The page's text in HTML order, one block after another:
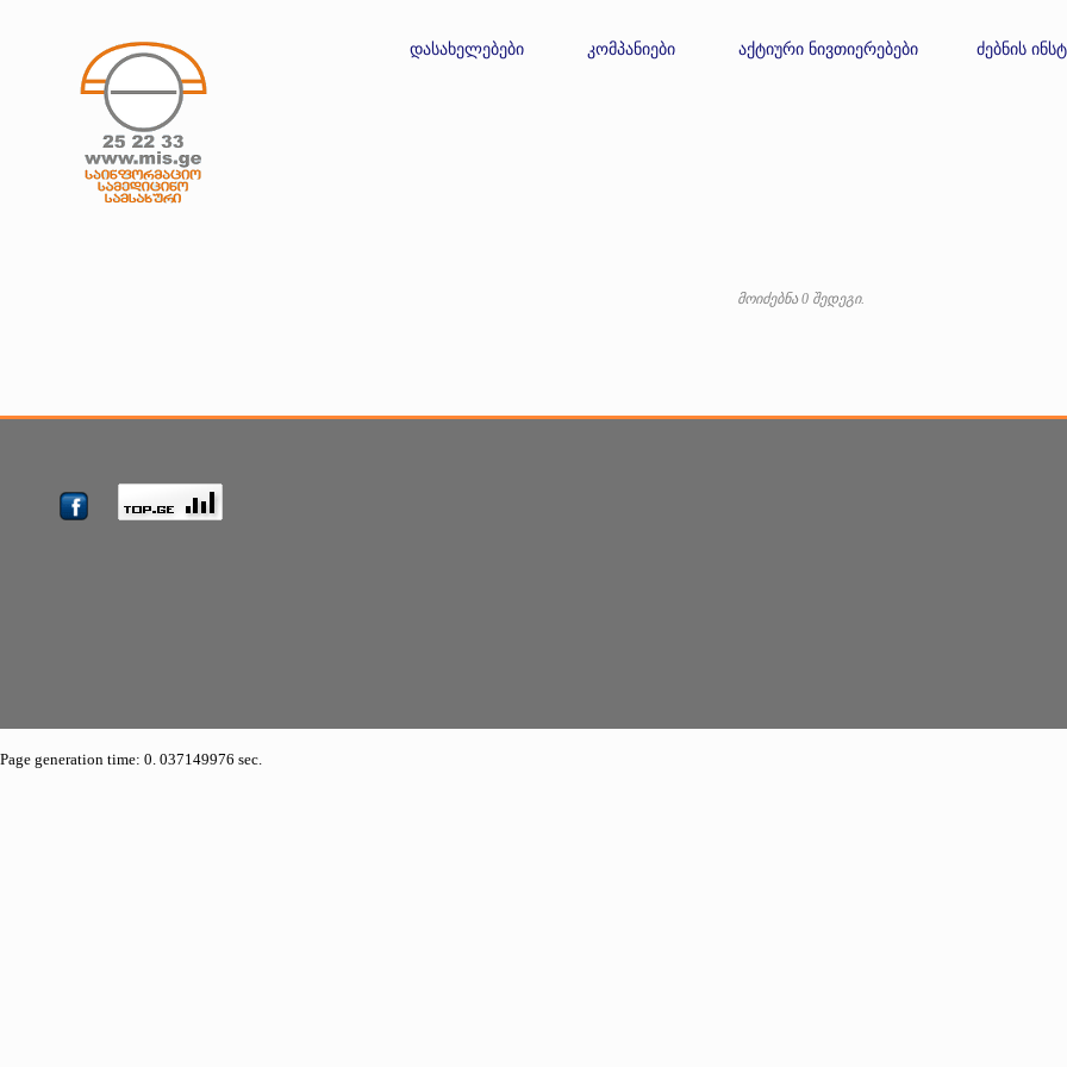
დასახელებები კომპანიები აქტიური ნივთიერებები ძებნის
მოიძებნა 0 შედეგი.
Page generation time: 0. 037149976 sec.